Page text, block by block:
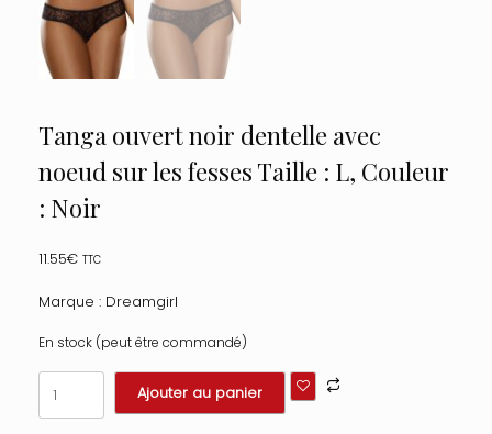
Tanga ouvert noir dentelle avec
noeud sur les fesses Taille : L, Couleur
: Noir
11.55€ TTC
Marque : Dreamgirl
En stock (peut être commandé)
quantité
de
Tanga
Ajouter au panier